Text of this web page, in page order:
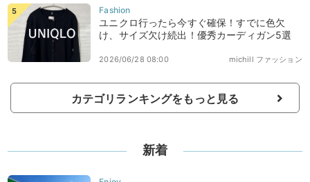
ユニクロ行ったら今すぐ確保！すでに色欠
け、サイズ欠け続出！優秀カーディガン5選
michill ファッション
2026/06/28 08:00
カテゴリランキングをもっと見る
新着